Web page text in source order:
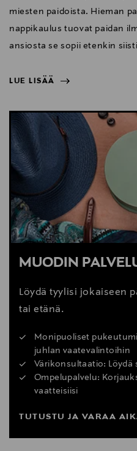
miesten paidoista. Hieman
nappikaulus tuovat paidan
ansiosta se sopii etenkin
LUE LISÄÄ
LUE LISÄÄ
MUODIN
Löydä tyylisi jokaiseen
tai etänä.
Monipuoliset
juhlan vaatevalintoihin
Värikonsultaatio: Löydä
Ompelupalvelu:
vaatteisiisi
TUTUSTU JA VARAA